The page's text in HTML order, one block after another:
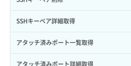
サブユーザー作成
サブユーザー削除
サブユーザー更新
バックアップリストア
バックアップ一覧取得
バックアップ詳細一覧取得
イメージ保存容量変更
イメージ削除
イメージ詳細取得
SSHキーペア詳細取得
アタッチ済みポート一覧取得
アタッチ済みポート詳細取得